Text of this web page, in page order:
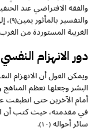
والفقه الافتراضي عند
والتفسير بالمأثور يمين(٩) ،
الغريبة المستوردة من
دور الانهزام النفسي
ويمكن القول أن الانهزام
البشر وجعلها تعظم
أمام الآخرين حتى انطبقت
في مقدمته، حيث كتب أن
سائر أحواله(١٠)
.